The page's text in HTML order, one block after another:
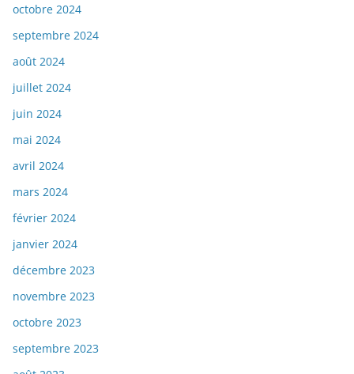
octobre 2024
septembre 2024
août 2024
juillet 2024
juin 2024
mai 2024
avril 2024
mars 2024
février 2024
janvier 2024
décembre 2023
novembre 2023
octobre 2023
septembre 2023